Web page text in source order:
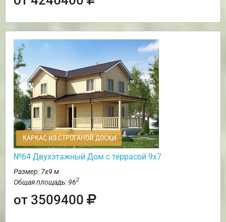
КАРКАС ИЗ СТРОГАНОЙ ДОСКИ
№64 Двухэтажный Дом с террасой 9х7
Размер: 7х9 м
Общая площадь: 962
от 3509400